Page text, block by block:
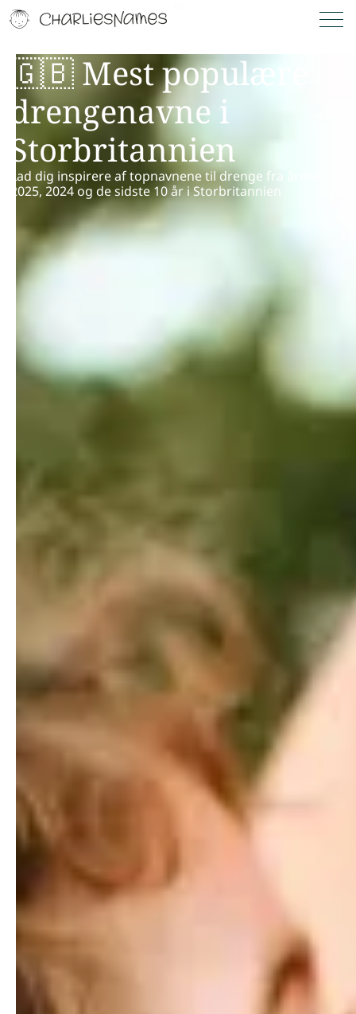
🇬🇧 Mest populære
drengenavne i
Storbritannien
Lad dig inspirere af topnavnene til drenge fra årene
2025, 2024 og de sidste 10 år i Storbritannien